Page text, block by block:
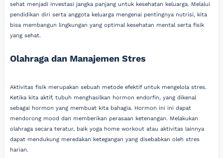
sehat menjadi investasi jangka panjang untuk kesehatan keluarga. Melalui
pendidikan diri serta anggota keluarga mengenai pentingnya nutrisi, kita
bisa membangun lingkungan yang optimal kesehatan mental serta fisik
yang sehat.
Olahraga dan Manajemen Stres
Aktivitas fisik merupakan sebuah metode efektif untuk mengelola stres.
Ketika kita aktif, tubuh menghasilkan hormon endorfin, yang dikenal
sebagai hormon yang membuat kita bahagia. Hormon ini ini dapat
mendorong mood dan memberikan perasaan ketenangan. Melakukan
olahraga secara teratur, baik yoga home workout atau aktivitas lainnya
dapat mendukung meredakan ketegangan yang disebabkan oleh stres
harian.